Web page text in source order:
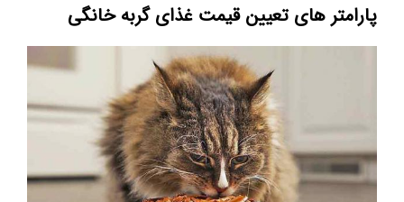
پارامتر های تعیین قیمت غذای گربه خانگی